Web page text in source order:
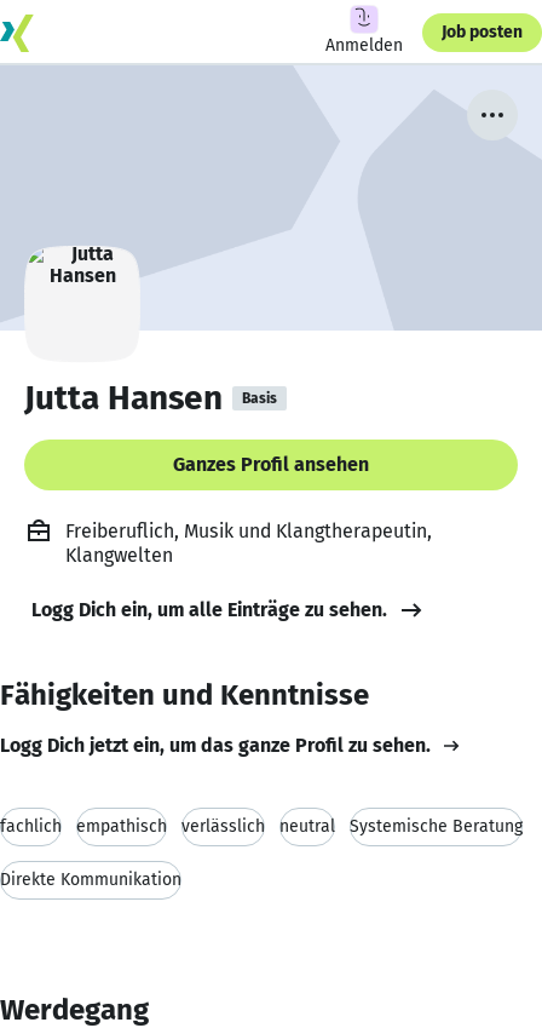
Anmelden
Job posten
Jutta Hansen Basis
Ganzes Profil ansehen
Freiberuflich, Musik und Klangtherapeutin,
Klangwelten
Logg Dich ein, um alle Einträge zu sehen.
Fähigkeiten und Kenntnisse
Logg Dich jetzt ein, um das ganze Profil zu sehen.
fachlich empathisch verlässlich neutral Systemische Beratung
Direkte Kommunikation
Werdegang